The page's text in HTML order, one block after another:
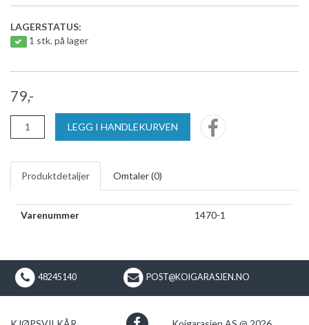
LAGERSTATUS:
1 stk. på lager
79,-
LEGG I HANDLEKURVEN
Produktdetaljer Omtaler (0)
Varenummer 1470-1
48245140 POST@KOIGARASJEN.NO